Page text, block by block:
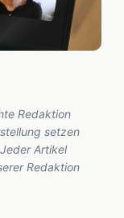
Redaktion
setzen
Artikel
Redaktion